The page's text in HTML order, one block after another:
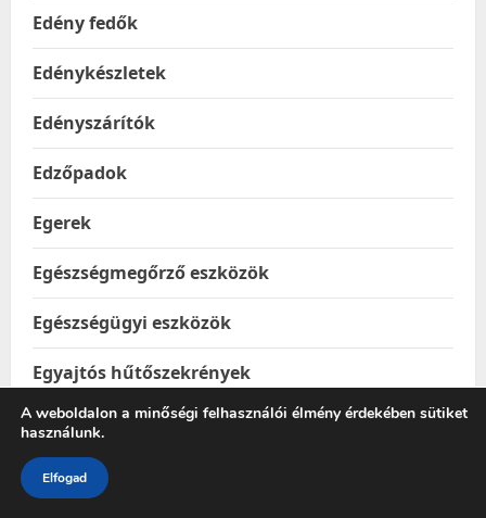
Edény fedők
Edénykészletek
Edényszárítók
Edzőpadok
Egerek
Egészségmegőrző eszközök
Egészségügyi eszközök
Egyajtós hűtőszekrények
Éjjeli fények, projektorok
Ékszerkészítő játékok
A weboldalon a minőségi felhasználói élmény érdekében sütiket
használunk.
Elfogad